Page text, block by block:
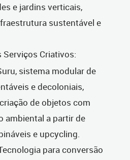
e jardins verticais,
sustentável e
Serviços Criativos:
sistema modular de
e decoloniais,
de objetos com
ambiental a partir de
e upcycling.
para conversão